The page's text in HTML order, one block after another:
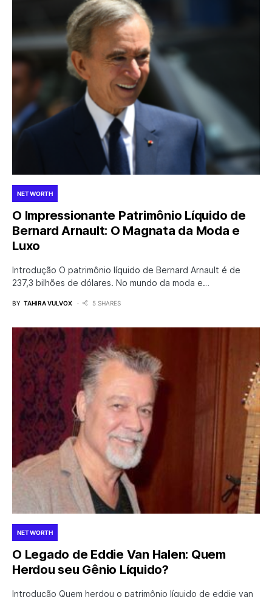
NET WORTH
O Impressionante Patrimônio Líquido de
Bernard Arnault: O Magnata da Moda e
Luxo
Introdução O patrimônio líquido de Bernard Arnault é de
237,3 bilhões de dólares. No mundo da moda e…
BY TAHIRA VULVOX 5 SHARES
NET WORTH
O Legado de Eddie Van Halen: Quem
Herdou seu Gênio Líquido?
Introdução Quem herdou o patrimônio líquido de eddie van